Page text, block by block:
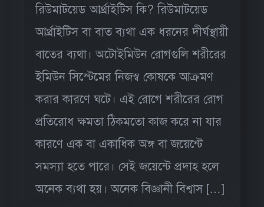
রিউমাটয়েড আর্থ্রাইটিস কি? রিউমাটয়েড
আর্থ্রাইটিস বা বাত ব্যথা এক ধরনের দীর্ঘস্থায়ী
বাতের ব্যথা। অটোইমিউন রোগগুলি শরীরের
ইমিউন সিস্টেমের নিজস্ব কোষকে আক্রমণ
করার কারণে ঘটে। এই রোগে শরীরের রোগ
প্রতিরোধ ক্ষমতা ঠিকমতো কাজ করে না যার
কারণে এক বা একাধিক অঙ্গ বা জয়েন্টে
সমস্যা হতে পারে। সেই জয়েন্টে প্রদাহ হলে
অনেক ব্যথা হয়। অনেক বিজ্ঞানী বিশ্বাস […]